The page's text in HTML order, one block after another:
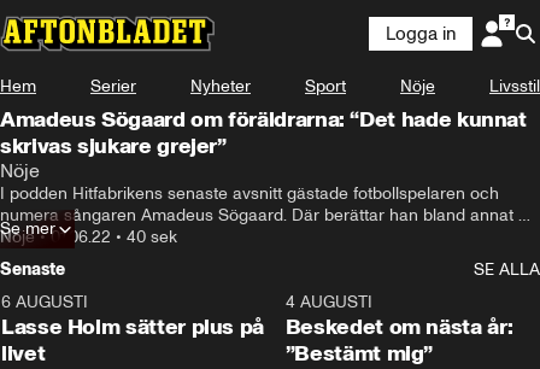
Logga in
Hem Serier Nyheter Sport Nöje Livsstil
Amadeus Sögaard om föräldrarna: “Det hade kunnat
skrivas sjukare grejer”
Nöje
I podden Hitfabrikens senaste avsnitt gästade fotbollspelaren och
numera sångaren Amadeus Sögaard. Där berättar han bland annat
om sina föräldrars dåvarande relation och hur media inte hade skrivit
om allt "bakom kulisserna".
Nöje•01.06.22 • 40 sek
Se mer
Senaste
SE ALLA
6 AUGUSTI
Lasse Holm sätter plus på
livet
4 AUGUSTI
Beskedet om nästa år:
”Bestämt mig”